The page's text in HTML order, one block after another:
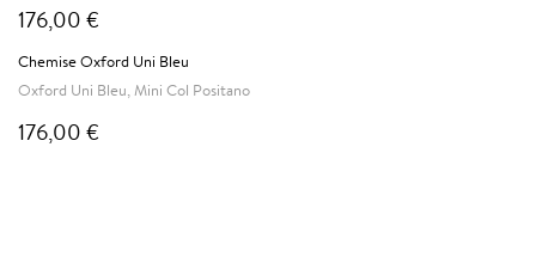
176,00 €
Chemise Oxford Uni Bleu
Oxford Uni Bleu, Mini Col Positano
176,00 €